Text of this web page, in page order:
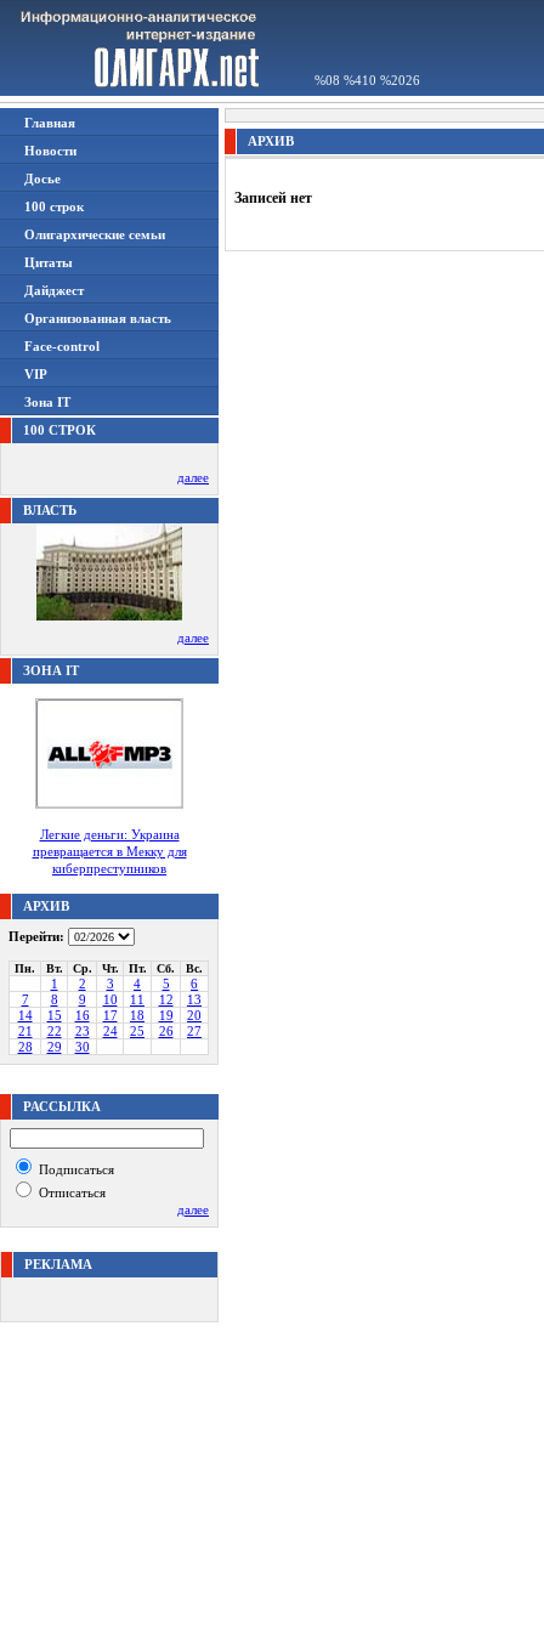
%08 %410 %2026
Главная
Новости
Досье
100 строк
Олигархические семьи
Цитаты
Дайджест
Организованная власть
Face-control
VIP
Зона IT
100 СТРОК
далее
ВЛАСТЬ
далее
ЗОНА IT
Легкие деньги: Украина
превращается в Мекку для
киберпреступников
АРХИВ
Перейти:
Пн. Вт. Ср. Чт. Пт. Сб. Вс.
1 2 3 4 5
6
7
8 9 10 11 12
13
14
15 16 17 18 19
20
21
22 23 24 25 26
27
28
29 30
РАССЫЛКА
Подписаться
Отписаться
далее
РЕКЛАМА
АРХИВ
Записей нет